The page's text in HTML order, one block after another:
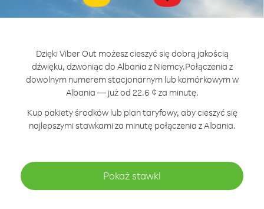
Dzięki Viber Out możesz cieszyć się dobrą jakością
dźwięku, dzwoniąc do Albania z Niemcy.Połączenia z
dowolnym numerem stacjonarnym lub komórkowym w
Albania — już od 22.6 ¢ za minutę.
Kup pakiety środków lub plan taryfowy, aby cieszyć się
najlepszymi stawkami za minutę połączenia z Albania.
Pokaż stawki